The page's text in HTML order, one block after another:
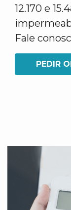
12.170 e
Fale
PEDIR